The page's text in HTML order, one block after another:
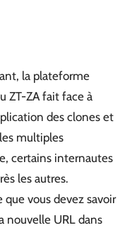
la plateforme
ZT-ZA fait face à
des clones et
multiples
certains internautes
les autres.
vous devez savoir
nouvelle URL dans